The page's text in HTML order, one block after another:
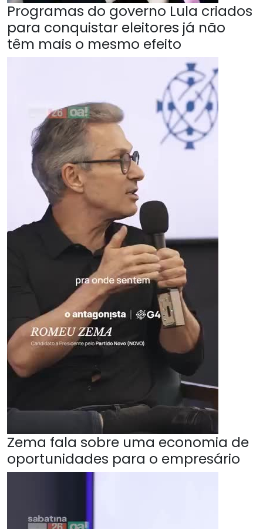
Programas do governo Lula criados
para conquistar eleitores já não
têm mais o mesmo efeito
Zema fala sobre uma economia de
oportunidades para o empresário